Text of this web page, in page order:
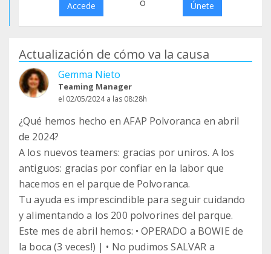
Accede Únete
Actualización de cómo va la causa
Gemma Nieto
Teaming Manager
el 02/05/2024 a las 08:28h
¿Qué hemos hecho en AFAP Polvoranca en abril
de 2024?
A los nuevos teamers: gracias por uniros. A los
antiguos: gracias por confiar en la labor que
hacemos en el parque de Polvoranca.
Tu ayuda es imprescindible para seguir cuidando
y alimentando a los 200 polvorines del parque.
Este mes de abril hemos: • OPERADO a BOWIE de
la boca (3 veces!) | • No pudimos SALVAR a